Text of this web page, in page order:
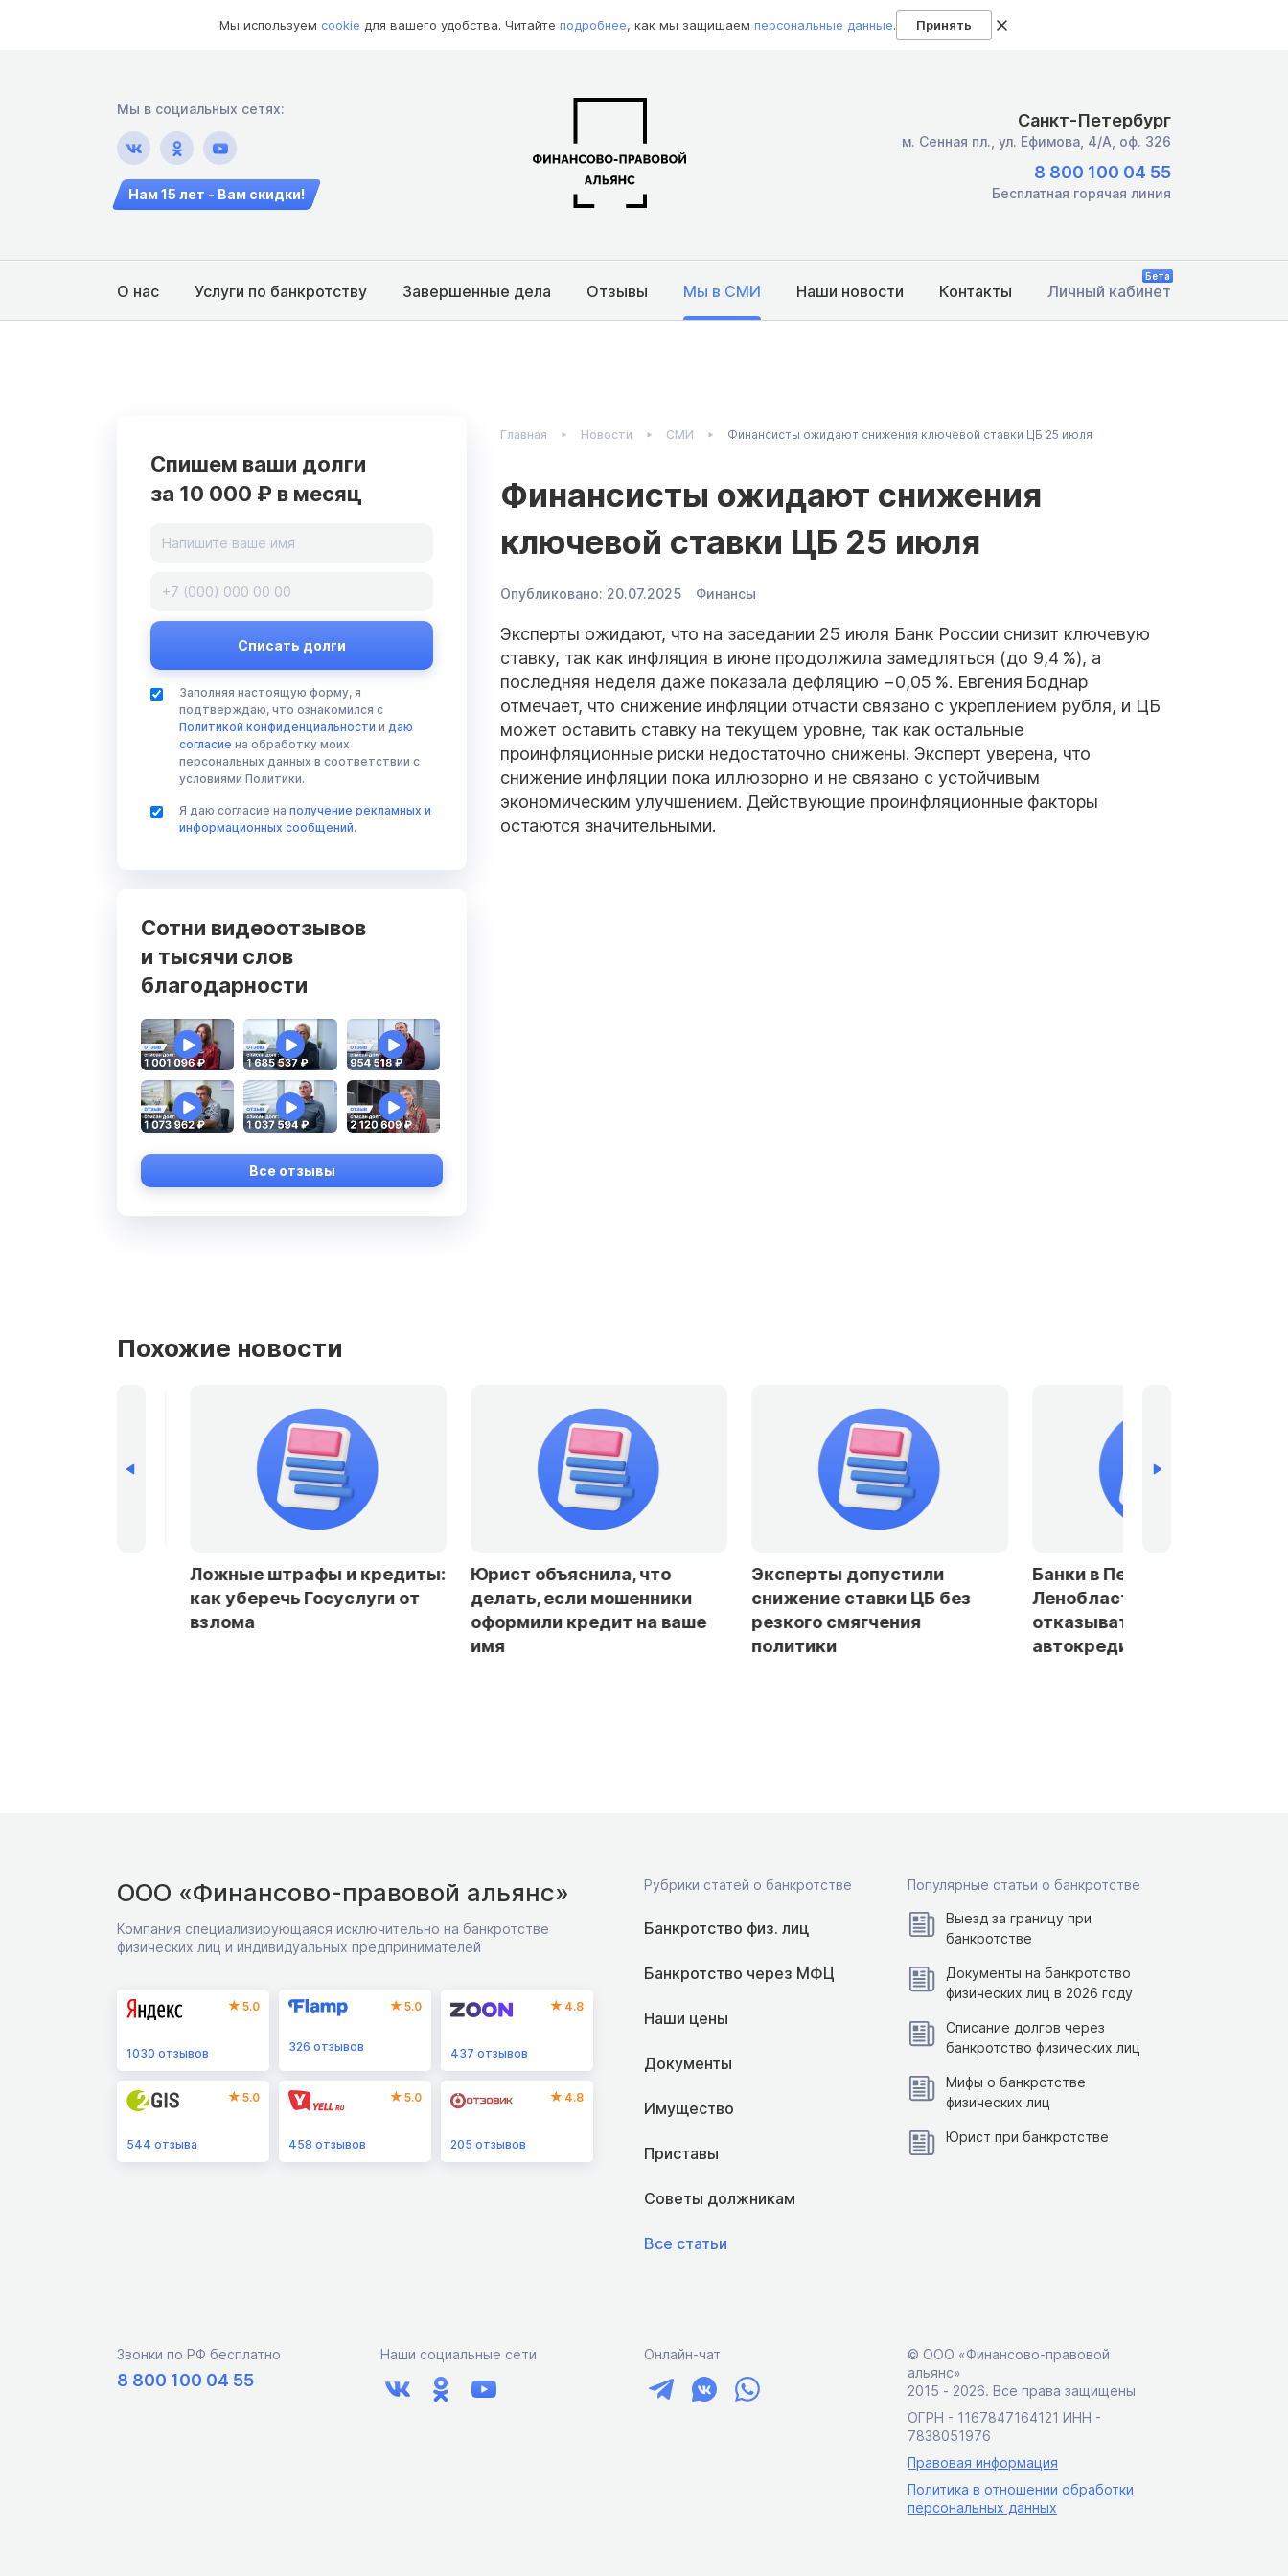
Мы используем cookie для вашего удобства. Читайте подробнее, как мы защищаем персональные данные. Принять
Мы в социальных сетях:
Нам 15 лет - Вам скидки!
Санкт-Петербург
м. Сенная пл., ул. Ефимова, 4/А, оф. 326
8 800 100 04 55
Бесплатная горячая линия
О нас Услуги по банкротству Завершенные дела Отзывы Мы в СМИ Наши новости Контакты Личный кабинет
Бета
Спишем ваши долги
за 10 000 ₽ в месяц
Заполняя настоящую форму, я
подтверждаю, что ознакомился с
Политикой конфиденциальности и даю
согласие на обработку моих
персональных данных в соответствии с
условиями Политики.
Я даю согласие на получение рекламных и
информационных сообщений.
Сотни видеоотзывов
и тысячи слов
благодарности
Все отзывы
Главная Новости СМИ Финансисты ожидают снижения ключевой ставки ЦБ 25 июля
Финансисты ожидают снижения
ключевой ставки ЦБ 25 июля
Опубликовано: 20.07.2025 Финансы
Эксперты ожидают, что на заседании 25 июля Банк России снизит ключевую
ставку, так как инфляция в июне продолжила замедляться (до 9,4 %), а
последняя неделя даже показала дефляцию −0,05 %. Евгения Боднар
отмечает, что снижение инфляции отчасти связано с укреплением рубля, и ЦБ
может оставить ставку на текущем уровне, так как остальные
проинфляционные риски недостаточно снижены. Эксперт уверена, что
снижение инфляции пока иллюзорно и не связано с устойчивым
экономическим улучшением. Действующие проинфляционные факторы
остаются значительными.
Похожие новости
Ложные штрафы и кредиты:
как уберечь Госуслуги от
взлома
Юрист объяснила, что
делать, если мошенники
оформили кредит на ваше
имя
Эксперты допустили
снижение ставки ЦБ без
резкого смягчения
политики
Банки в Петербурге и
Ленобласти стали чаще
отказывать заемщикам в
автокредитах
ООО «Финансово-правовой альянс»
Компания специализирующаяся исключительно на банкротстве
физических лиц и индивидуальных предпринимателей
5.0
1030 отзывов
5.0
326 отзывов
4.8
437 отзывов
5.0
544 отзыва
5.0
458 отзывов
4.8
205 отзывов
Рубрики статей о банкротстве
Банкротство физ. лиц
Банкротство через МФЦ
Наши цены
Документы
Имущество
Приставы
Советы должникам
Все статьи
Популярные статьи о банкротстве
Выезд за границу при
банкротстве
Документы на банкротство
физических лиц в 2026 году
Списание долгов через
банкротство физических лиц
Мифы о банкротстве
физических лиц
Юрист при банкротстве
Звонки по РФ бесплатно
8 800 100 04 55
Наши социальные сети Онлайн-чат
© ООО «Финансово-правовой
альянс»
2015 ‑ 2026. Все права защищены
ОГРН - 1167847164121 ИНН -
7838051976
Правовая информация
Политика в отношении обработки
персональных данных